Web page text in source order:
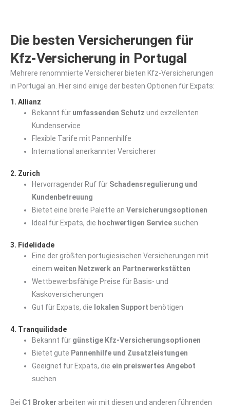
Die besten Versicherungen für
Kfz-Versicherung in Portugal
Mehrere renommierte Versicherer bieten Kfz-Versicherungen
in Portugal an. Hier sind einige der besten Optionen für Expats:
1. Allianz
Bekannt für umfassenden Schutz und exzellenten
Kundenservice
Flexible Tarife mit Pannenhilfe
International anerkannter Versicherer
2. Zurich
Hervorragender Ruf für Schadensregulierung und
Kundenbetreuung
Bietet eine breite Palette an Versicherungsoptionen
Ideal für Expats, die hochwertigen Service suchen
3. Fidelidade
Eine der größten portugiesischen Versicherungen mit
einem weiten Netzwerk an Partnerwerkstätten
Wettbewerbsfähige Preise für Basis- und
Kaskoversicherungen
Gut für Expats, die lokalen Support benötigen
4. Tranquilidade
Bekannt für günstige Kfz-Versicherungsoptionen
Bietet gute Pannenhilfe und Zusatzleistungen
Geeignet für Expats, die ein preiswertes Angebot
suchen
Bei C1 Broker arbeiten wir mit diesen und anderen führenden